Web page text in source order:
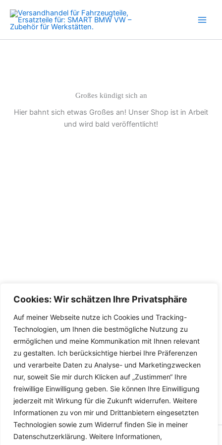
Cookies: Wir schätzen Ihre Privatsphäre
Auf meiner Webseite nutze ich Cookies und Tracking-
Technologien, um Ihnen die bestmögliche Nutzung zu
ermöglichen und meine Kommunikation mit Ihnen relevant
zu gestalten. Ich berücksichtige hierbei Ihre Präferenzen
und verarbeite Daten zu Analyse- und Marketingzwecken
nur, soweit Sie mir durch Klicken auf „Zustimmen“ Ihre
freiwillige Einwilligung geben. Sie können Ihre Einwilligung
jederzeit mit Wirkung für die Zukunft widerrufen. Weitere
Informationen zu von mir und Drittanbietern eingesetzten
Technologien sowie zum Widerruf finden Sie in meiner
Datenschutzerklärung. Weitere Informationen,
Inhalt
springen
Großes kündigt sich an
Hier bahnt sich etwas Großes an! Unser Shop ist in Arbeit
und wird bald veröffentlicht!
Copyright © 2026 Versandhandel für Fahrzeugteile, Ersatzteile